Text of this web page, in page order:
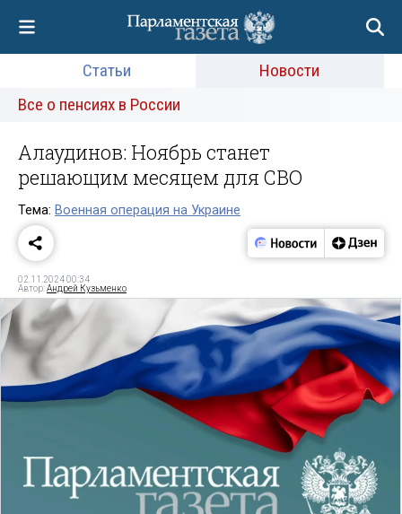
Статьи
Новости
Все о пенсиях в России
Алаудинов: Ноябрь станет
решающим месяцем для СВО
Тема: Военная операция на Украине
02.11.2024 00:34
Автор:Андрей Кузьменко